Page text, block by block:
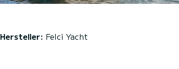
Hersteller: Felci Yacht